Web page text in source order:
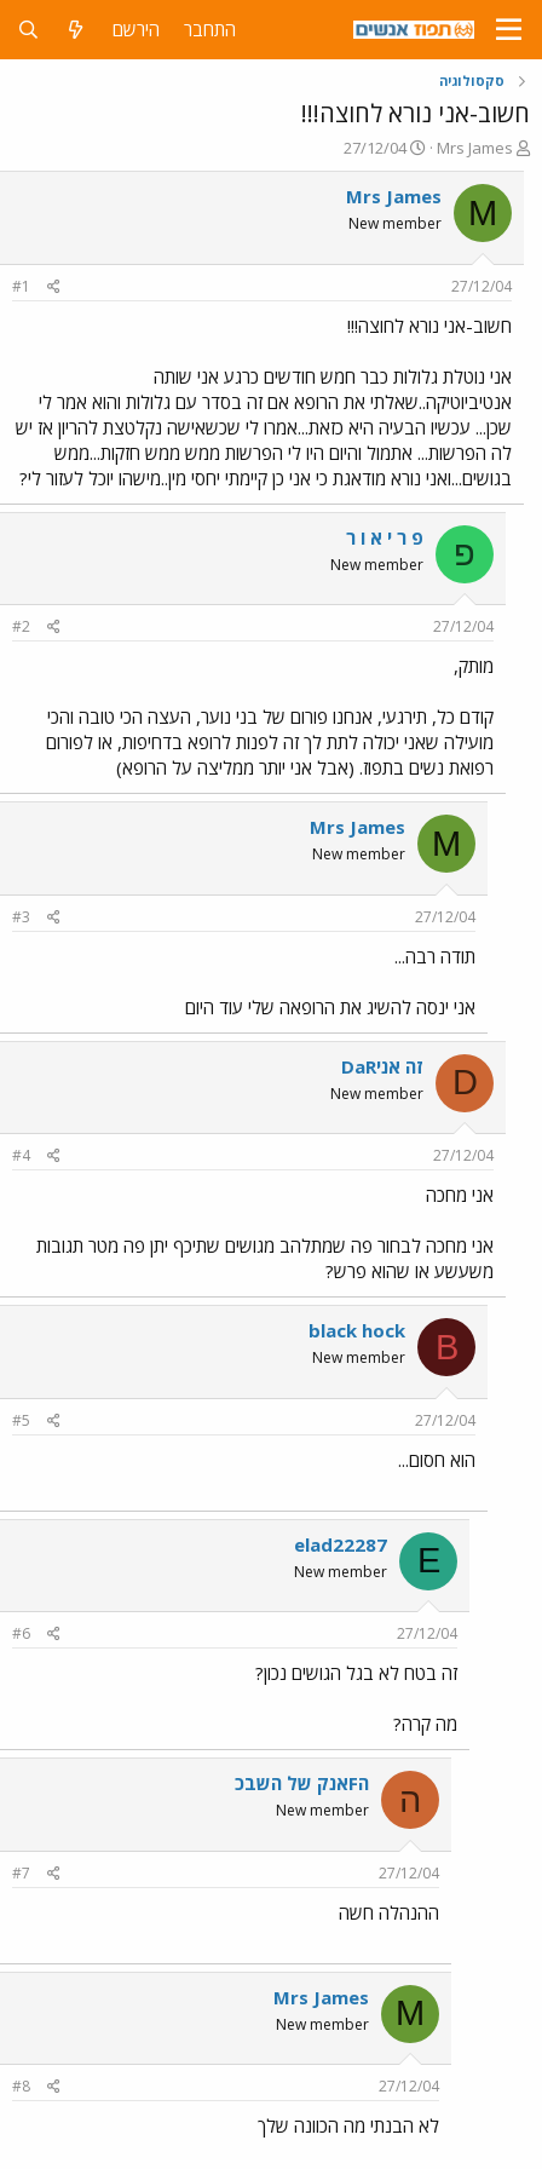
התחבר הירשם
סקסולוגיה
חשוב-אני נורא לחוצה!!!
פ
ו
ת
ח
ה
ש
א
Mrs James
פ
ו
ר
ם
ר
27/12/04
M
Mrs James
New member
27/12/04
#1
חשוב-אני נורא לחוצה!!!
אני נוטלת גלולות כבר חמש חודשים כרגע אני שותה
אנטיביוטיקה..שאלתי את הרופא אם זה בסדר עם גלולות והוא אמר לי
שכן... עכשיו הבעיה היא כזאת...אמרו לי שכשאישה נקלטצת להריון אז יש
לה הפרשות... אתמול והיום היו לי הפרשות ממש ממש חזקות...ממש
בגושים...ואני נורא מודאגת כי אני כן קיימתי יחסי מין..מישהו יוכל לעזור לי?
פ פ ר י א ו ר
New member
27/12/04
#2
מותק,
קודם כל, תירגעי, אנחנו פורום של בני נוער, העצה הכי טובה והכי
מועילה שאני יכולה לתת לך זה לפנות לרופא בדחיפות, או לפורום
רפואת נשים בתפוז. (אבל אני יותר ממליצה על הרופא)
M
Mrs James
New member
27/12/04
#3
תודה רבה...
אני ינסה להשיג את הרופאה שלי עוד היום
D DaRזה אני
New member
27/12/04
#4
אני מחכה
אני מחכה לבחור פה שמתלהב מגושים שתיכף יתן פה מטר תגובות
משעשע או שהוא פרש?
B
black hock
New member
27/12/04
#5
הוא חסום...
E
elad22287
New member
27/12/04
#6
זה בטח לא בגל הגושים נכון?
מה קרה?
ה הFאנק של השבֹֹכ
New member
27/12/04
#7
ההנהלה חשה
M
Mrs James
New member
27/12/04
#8
לא הבנתי מה הכוונה שלך